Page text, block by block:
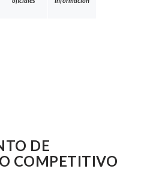
DE
COMPETITIVO